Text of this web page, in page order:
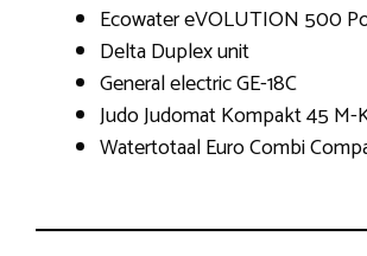
Ecowater eVOLUTION 500
Delta Duplex unit
General electric GE-18C
Judo Judomat Kompakt 45 M-
Watertotaal Euro Combi